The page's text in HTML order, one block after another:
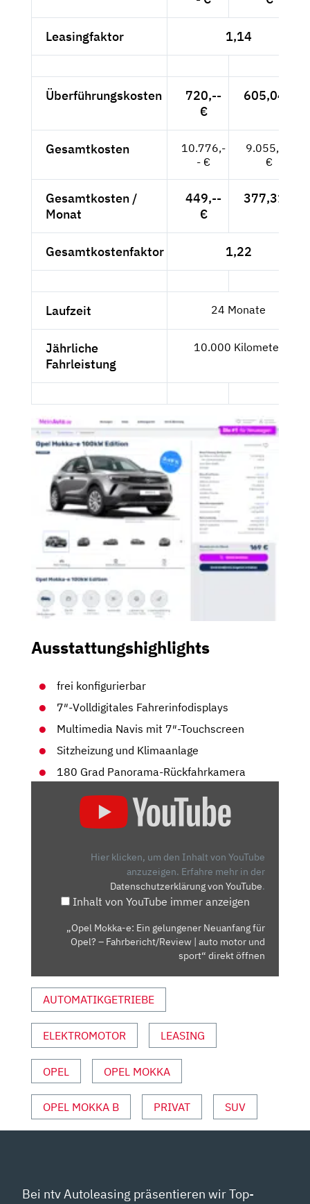
Leasingfaktor 1,14
Überführungskosten
720,--
€
605,04 €
Gesamtkosten
10.776,-
- €
9.055,46
€
Gesamtkosten /
Monat
449,--
€
377,31 €
Gesamtkostenfaktor 1,22
Laufzeit 24 Monate
Jährliche
Fahrleistung
10.000 Kilometer
Ausstattungshighlights
frei konfigurierbar
7″-Volldigitales Fahrerinfodisplays
Multimedia Navis mit 7″-Touchscreen
Sitzheizung und Klimaanlage
180 Grad Panorama-Rückfahrkamera
GELUNGENER
OPEL?
FAHRBERICHT/REVIEW
MOTOR
UND
SPORT“
VON
ANZEIGEN
Hier klicken, um den Inhalt von YouTube
anzuzeigen. Erfahre mehr in der
Datenschutzerklärung von YouTube.
Inhalt von YouTube immer anzeigen
„Opel Mokka-e: Ein gelungener Neuanfang für
Opel? – Fahrbericht/Review | auto motor und
sport“ direkt öffnen
AUTOMATIKGETRIEBE
ELEKTROMOTOR LEASING
OPEL OPEL MOKKA
OPEL MOKKA B PRIVAT SUV
Bei ntv Autoleasing präsentieren wir Top-